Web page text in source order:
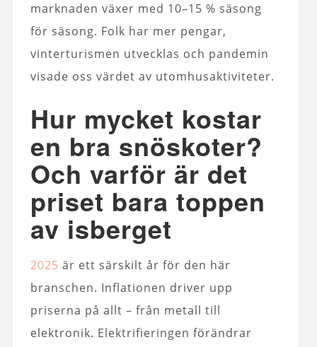
marknaden växer med 10–15 % säsong
för säsong. Folk har mer pengar,
vinterturismen utvecklas och pandemin
visade oss värdet av utomhusaktiviteter.
Hur mycket kostar
en bra snöskoter?
Och varför är det
priset bara toppen
av isberget
2025 är ett särskilt år för den här
branschen. Inflationen driver upp
priserna på allt – från metall till
elektronik. Elektrifieringen förändrar